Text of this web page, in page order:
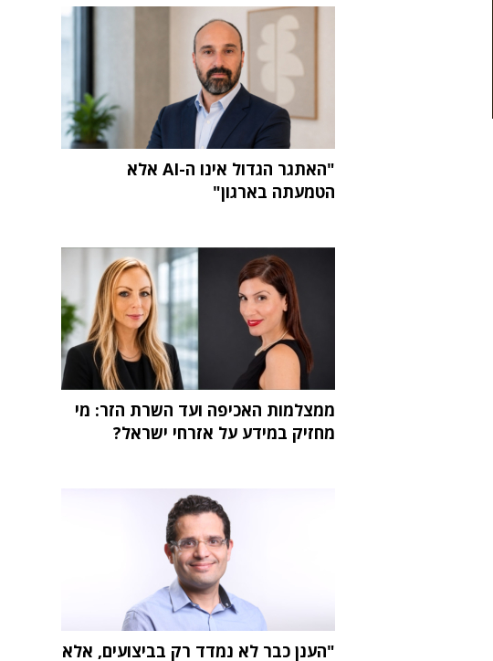
"האתגר הגדול אינו ה-AI אלא
הטמעתה בארגון"
ממצלמות האכיפה ועד השרת הזר: מי
מחזיק במידע על אזרחי ישראל?
"הענן כבר לא נמדד רק בביצועים, אלא